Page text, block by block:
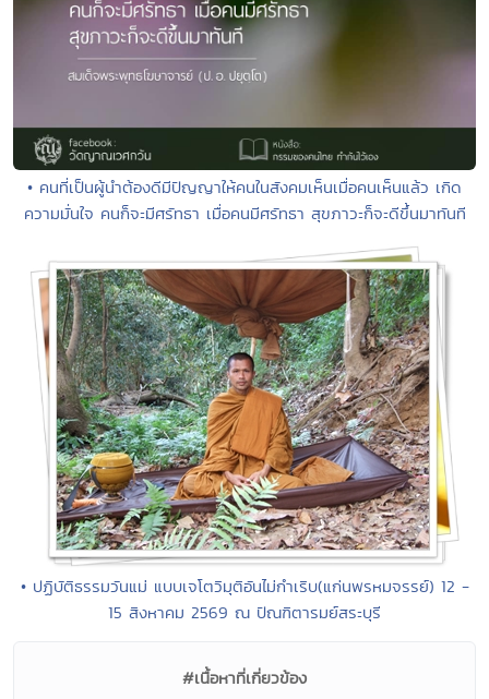
• คนที่เป็นผู้นำต้องดีมีปัญญาให้คนในสังคมเห็นเมื่อคนเห็นแล้ว เกิด
ความมั่นใจ คนก็จะมีศรัทธา เมื่อคนมีศรัทธา สุขภาวะก็จะดีขึ้นมาทันที
• ปฏิบัติธรรมวันแม่ แบบเจโตวิมุติอันไม่กำเริบ(แก่นพรหมจรรย์) 12 -
15 สิงหาคม 2569 ณ ปัณฑิตารมย์สระบุรี
#เนื้อหาที่เกี่ยวข้อง